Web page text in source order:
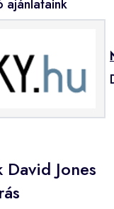
ajánlataink
Jones